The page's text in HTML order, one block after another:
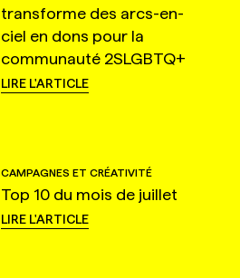
transforme des arcs-en-
ciel en dons pour la
communauté 2SLGBTQ+
LIRE L'ARTICLE
CAMPAGNES ET CRÉATIVITÉ
Top 10 du mois de juillet
LIRE L'ARTICLE